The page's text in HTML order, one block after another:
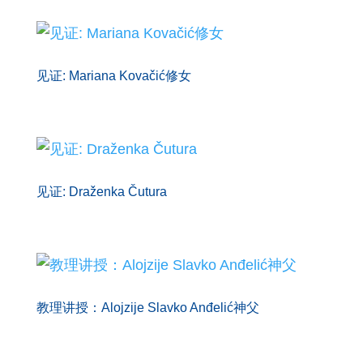
见证: Mariana Kovačić修女
见证: Draženka Čutura
教理讲授：Alojzije Slavko Anđelić神父